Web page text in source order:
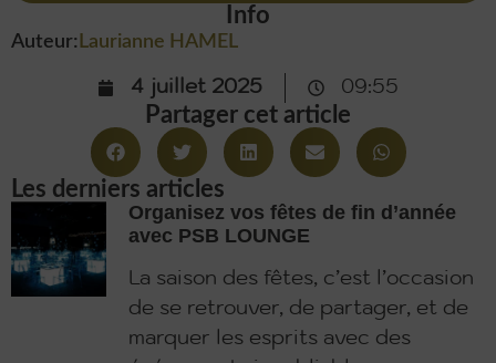
Info
Auteur: Laurianne HAMEL
4 juillet 2025 09:55
Partager cet article
Les derniers articles
Organisez vos fêtes de fin d’année
avec PSB LOUNGE
La saison des fêtes, c’est l’occasion
de se retrouver, de partager, et de
marquer les esprits avec des